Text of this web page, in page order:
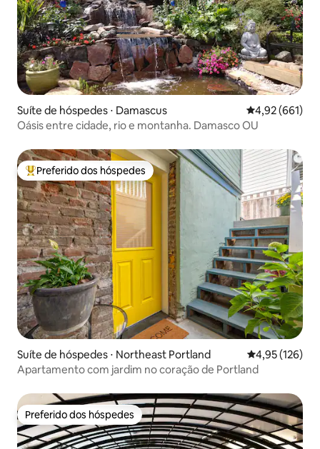
Suíte de hóspedes ⋅ Damascus 4,92 de uma
4,92 (661)
Oásis entre cidade, rio e montanha. Damasco OU
Entre os melhores preferidos dos hóspedes
Preferido dos hóspedes
Suíte de hóspedes ⋅ Northeast Portland 4,95 de uma
4,95 (126)
Apartamento com jardim no coração de Portland
Preferido dos hóspedes
Preferido dos hóspedes